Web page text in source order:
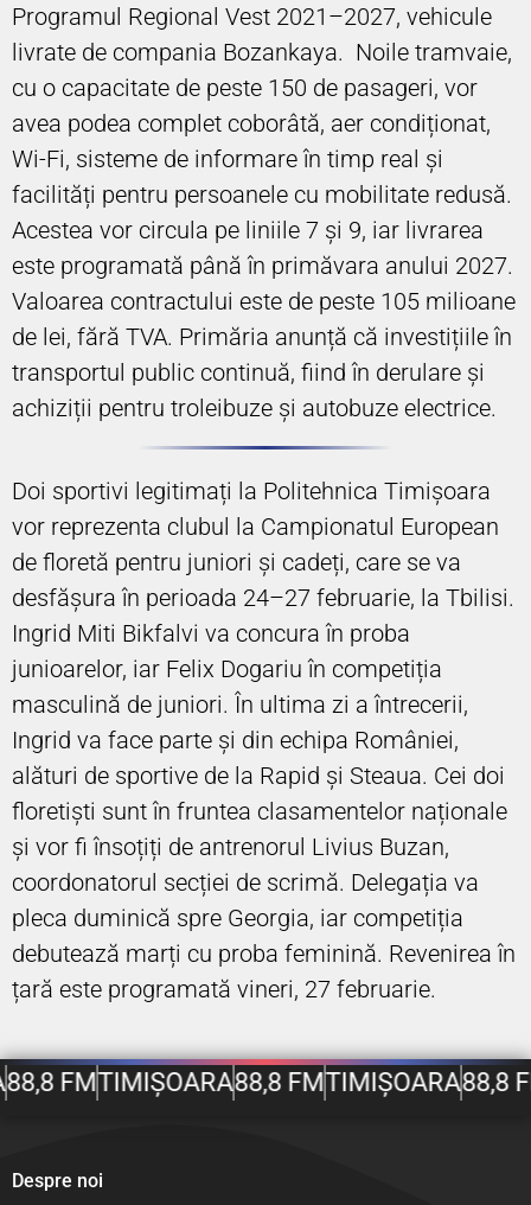
Programul Regional Vest 2021–2027, vehicule
livrate de compania Bozankaya. Noile tramvaie,
cu o capacitate de peste 150 de pasageri, vor
avea podea complet coborâtă, aer condiționat,
Wi-Fi, sisteme de informare în timp real și
facilități pentru persoanele cu mobilitate redusă.
Acestea vor circula pe liniile 7 și 9, iar livrarea
este programată până în primăvara anului 2027.
Valoarea contractului este de peste 105 milioane
de lei, fără TVA. Primăria anunță că investițiile în
transportul public continuă, fiind în derulare și
achiziții pentru troleibuze și autobuze electrice.
Doi sportivi legitimați la Politehnica Timișoara
vor reprezenta clubul la Campionatul European
de floretă pentru juniori și cadeți, care se va
desfășura în perioada 24–27 februarie, la Tbilisi.
Ingrid Miti Bikfalvi va concura în proba
junioarelor, iar Felix Dogariu în competiția
masculină de juniori. În ultima zi a întrecerii,
Ingrid va face parte și din echipa României,
alături de sportive de la Rapid și Steaua. Cei doi
floretiști sunt în fruntea clasamentelor naționale
și vor fi însoțiți de antrenorul Livius Buzan,
coordonatorul secției de scrimă. Delegația va
pleca duminică spre Georgia, iar competiția
debutează marți cu proba feminină. Revenirea în
țară este programată vineri, 27 februarie.
88,8 FMTIMIȘOARA88,8 FMTIMIȘOARA88,8
Despre noi